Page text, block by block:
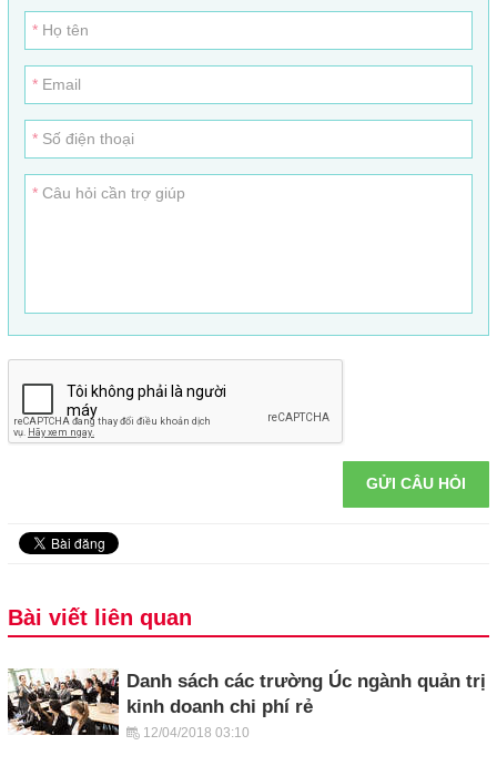
Họ tên
Email
Số điện thoại
Câu hỏi cần trợ giúp
GỬI CÂU HỎI
Bài viết liên quan
Danh sách các trường Úc ngành quản trị
kinh doanh chi phí rẻ
12/04/2018 03:10